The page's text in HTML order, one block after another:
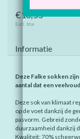
€16,55
Excl. btw
Informatie
Deze Falke sokken
aantal dat een veelvoud
Deze sok van klimaat
op de voet dankzij de
pasvorm. Gebreid
duurzaamheid dankzij
Kwaliteit: 70%